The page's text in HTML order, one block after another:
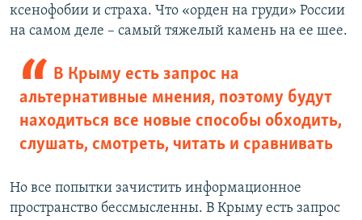
ксенофобии и страха. Что «орден на груди» России
на самом деле – самый тяжелый камень на ее шее.
В Крыму есть запрос на
альтернативные мнения, поэтому будут
находиться все новые способы обходить,
слушать, смотреть, читать и сравнивать
Но все попытки зачистить информационное
пространство бессмысленны. В Крыму есть запрос